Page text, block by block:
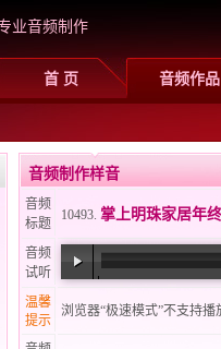
业音频制作
首 页 音频作品
音频制作样音
音频
标题
10493. 掌上明珠家居年
音频
试听
温馨
提示
浏览器“极速模式”不支持播